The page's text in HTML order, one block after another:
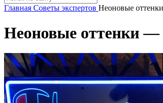
Главная Советы экспертов Неоновые
Неоновые оттенки —